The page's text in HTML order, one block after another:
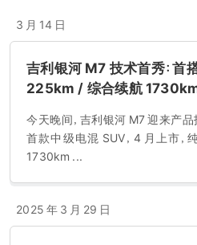
3 月 14 日
吉利银河 M7 技术首秀：首
225km / 综合续航
今天晚间，吉利银河 M7 迎来产
首款中级电混 SUV，4 月上市，
1730km ...
2025 年 3 月 29 日